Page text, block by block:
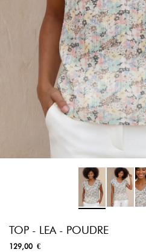
TOP - LEA - POUDRE
129,00 €